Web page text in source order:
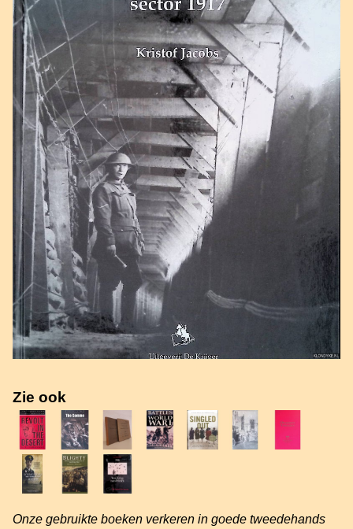
Zie ook
Onze gebruikte boeken verkeren in goede tweedehands